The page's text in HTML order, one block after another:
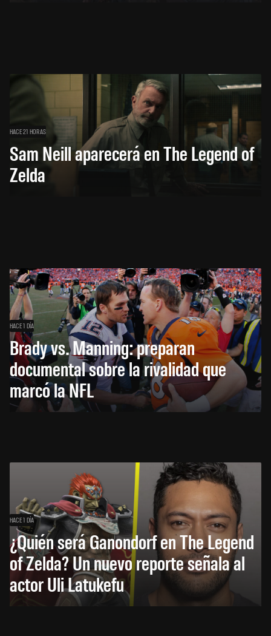
HACE 21 HORAS
Sam Neill aparecerá en The Legend of
Zelda
HACE 1 DÍA
Brady vs. Manning: preparan
documental sobre la rivalidad que
marcó la NFL
HACE 1 DÍA
¿Quién será Ganondorf en The Legend
of Zelda? Un nuevo reporte señala al
actor Uli Latukefu